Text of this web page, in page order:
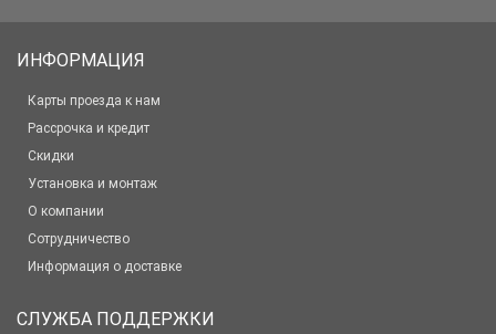
ИНФОРМАЦИЯ
Карты проезда к нам
Рассрочка и кредит
Скидки
Установка и монтаж
О компании
Сотрудничество
Информация о доставке
СЛУЖБА ПОДДЕРЖКИ